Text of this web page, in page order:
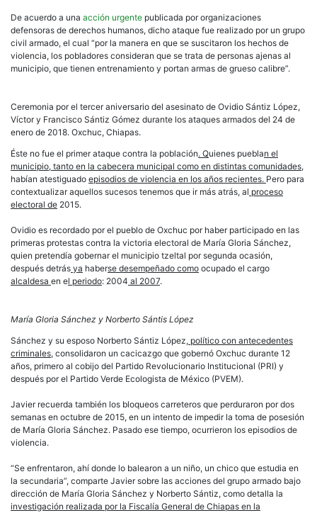
De acuerdo a una acción urgente publicada por organizaciones
defensoras de derechos humanos, dicho ataque fue realizado por un grupo
civil armado, el cual “por la manera en que se suscitaron los hechos de
violencia, los pobladores consideran que se trata de personas ajenas al
municipio, que tienen entrenamiento y portan armas de grueso calibre”.
Ceremonia por el tercer aniversario del asesinato de Ovidio Sántiz López,
Víctor y Francisco Sántiz Gómez durante los ataques armados del 24 de
enero de 2018. Oxchuc, Chiapas.
Éste no fue el primer ataque contra la población. Quienes pueblan el
municipio, tanto en la cabecera municipal como en distintas comunidades,
habían atestiguado episodios de violencia en los años recientes. Pero para
contextualizar aquellos sucesos tenemos que ir más atrás, al proceso
electoral de 2015.
Ovidio es recordado por el pueblo de Oxchuc por haber participado en las
primeras protestas contra la victoria electoral de María Gloria Sánchez,
quien pretendía gobernar el municipio tzeltal porsegunda ocasión,
después detrás ya haberse desempeñado como ocupado el cargo
alcaldesa en el periodo: 2004 al 2007.
María Gloria Sánchez y Norberto Sántis López
Sánchez y su esposo Norberto Sántiz López, político con antecedentes
criminales, consolidaron un cacicazgo que gobernó Oxchuc durante 12
años, primero al cobijo del Partido Revolucionario Institucional (PRI) y
después por el Partido Verde Ecologista de México (PVEM).
Javier recuerda también los bloqueos carreteros que perduraron por dos
semanas en octubre de 2015, en un intento de impedir la toma de posesión
de María Gloria Sánchez. Pasado ese tiempo, ocurrieron los episodios de
violencia.
“Se enfrentaron, ahí donde lo balearon a un niño, un chico que estudia en
la secundaria”, comparte Javier sobre las acciones del grupo armado bajo
dirección de María Gloria Sánchez y Norberto Sántiz, como detalla la
investigación realizada por la Fiscalía General de Chiapas en la